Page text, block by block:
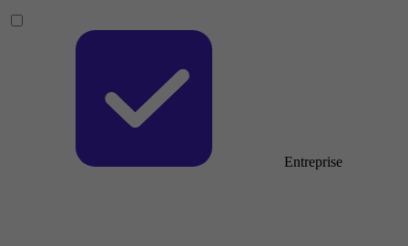
Entreprise